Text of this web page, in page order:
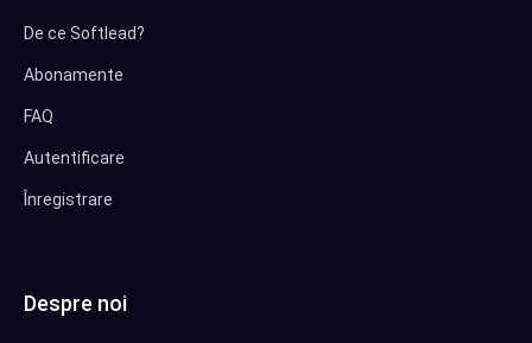
De ce Softlead?
Abonamente
FAQ
Autentificare
Înregistrare
Despre noi